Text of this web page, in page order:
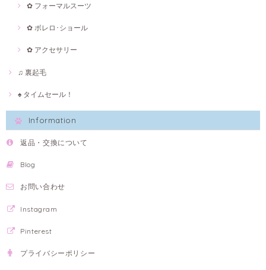
✿ フォーマルスーツ
✿ ボレロ･ショール
✿ アクセサリー
♫ 裏起毛
♠ タイムセール！
Information
返品・交換について
Blog
お問い合わせ
Instagram
Pinterest
プライバシーポリシー